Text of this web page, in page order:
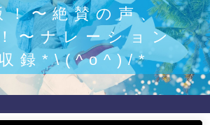
！〜絶賛の声、
〜ナレーション
収録*\(^o^)/*